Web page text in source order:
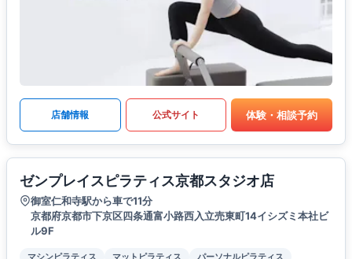
店舗情報 公式サイト 体験・相談予約
ゼンプレイスピラティス京都スタジオ店
御室仁和寺駅から車で11分
京都府京都市下京区四条通富小路西入立売東町14イシズミ本社ビ
ル9F